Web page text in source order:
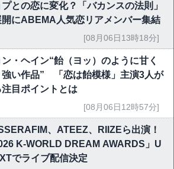
プとの恋に変化？「バカンスの法則」
開にABEMA人気恋リアメンバー集結
[08月06日13時18分]
・ヘイン“飴（ヨッ）のように甘く
強い作品” 「恋は飴模様」主演3人が
目ポイントとは
[08月06日12時57分]
、ATEEZ、RIIZEら出演！
K-WORLD DREAM AWARDS」U
でライブ配信決定